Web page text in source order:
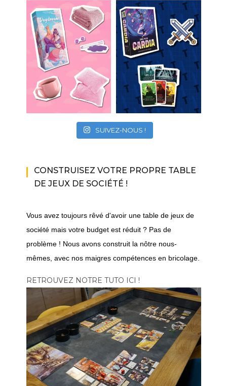
SUIVEZ-NOUS !
CONSTRUISEZ VOTRE PROPRE TABLE
DE JEUX DE SOCIÉTÉ !
Vous avez toujours rêvé d'avoir une table de jeux de
société mais votre budget est réduit ? Pas de
problème ! Nous avons construit la nôtre nous-
mêmes, avec nos maigres compétences en bricolage.
RETROUVEZ NOTRE TUTO ICI !